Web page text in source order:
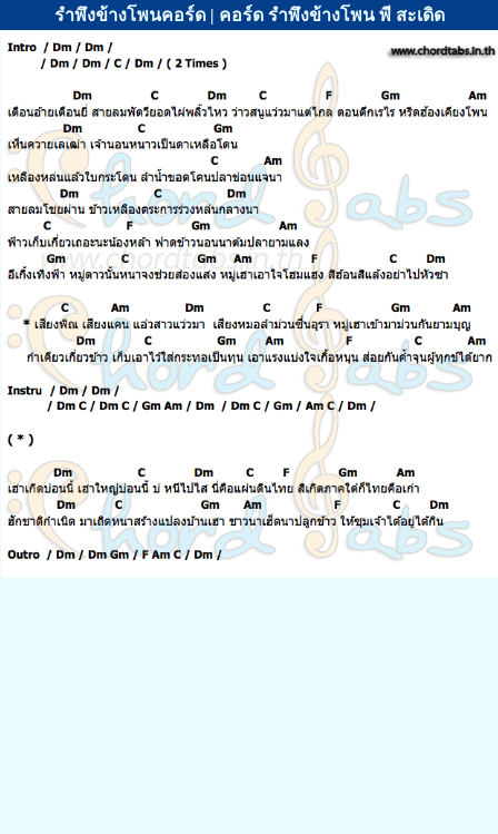
รำพึงข้างโพนคอร์ด | คอร์ด รำพึงข้างโพน พี สะเดิด